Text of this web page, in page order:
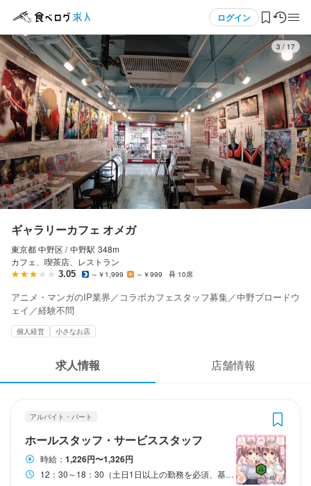
ログイン
ログイン・無料会員登録
食べログ求人TOP
求人検索
マイページ管理
気になる求人
検索履歴・保存した条件
応募履歴
スカウト・メルマガ受信設定
ヘルプ・お問い合わせフォーム
掲載をご検討の店舗様へ
食べログ求人PRESS
3 / 17
ギャラリーカフェ オメガ
東京都 中野区 / 中野駅 348m
カフェ、喫茶店、レストラン
3.05 ～￥1,999 ～￥999 10席
アニメ・マンガのIP業界／コラボカフェスタッフ募集／中野ブロードウ
ェイ／経験不問
個人経営 小さなお店
求人情報 店舗情報
アルバイト・パート
ホールスタッフ・サービススタッフ
時給： 1,226円〜1,326円
12：30～18：30（土日1日以上の勤務を必須、基本曜日固定制、週2日以上～OK） ※特別営業日などは、希望に応じて前後に追加シフトも可能／個別にご相談しています 【日曜日ご勤務の方：積極的に募集中！】
アルバイト・パート ギャラリーカフェ オメガ
ホールスタッフ・サービススタッフ
時給1,226円〜1,326円
昇給あり 交通費支給 資格手当・スキル手当あり 扶養内勤務OK
応募画面へ進む
アルバイト・パート ギャラリーカフェ オメガ
調理補助・調理見習い
時給1,226円〜1,326円
昇給あり 交通費支給 資格手当・スキル手当あり 扶養内勤務OK
応募画面へ進む